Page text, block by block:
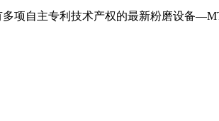
项自主专利技术产权的最新粉磨设备